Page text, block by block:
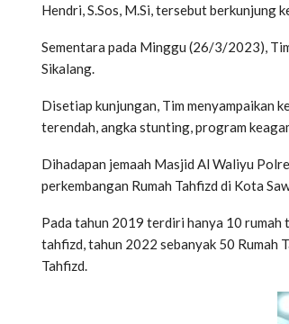
Hendri, S.Sos, M.Si, tersebut berkunjung
Sementara pada Minggu (26/3/2023),
Sikalang.
Disetiap kunjungan, Tim menyampaikan
terendah, angka stunting, program
Dihadapan jemaah Masjid Al Waliyu
perkembangan Rumah Tahfizd di Kota
Pada tahun 2019 terdiri hanya 10 rumah
tahfizd, tahun 2022 sebanyak 50 Rumah
Tahfizd.